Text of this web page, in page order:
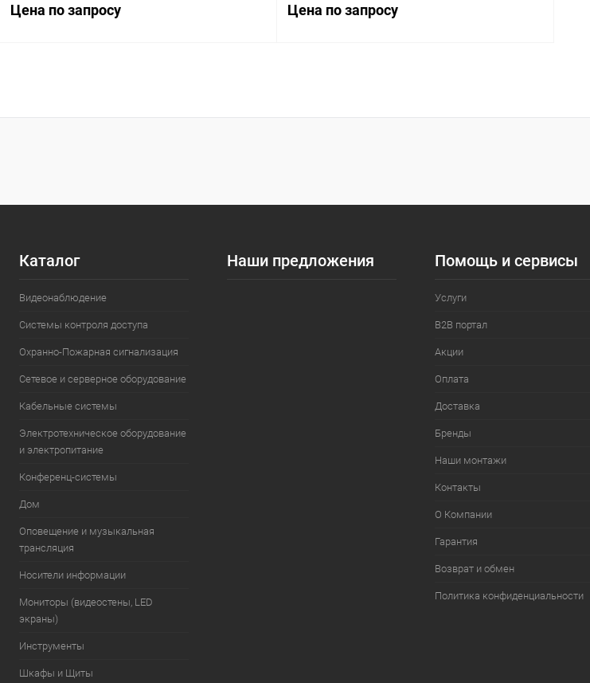
Цена по запросу
Купить в 1 клик Сравнение
Цена по запросу
Купить в 1 клик Сравнение
Каталог
Видеонаблюдение
Системы контроля доступа
Охранно-Пожарная сигнализация
Сетевое и серверное оборудование
Кабельные системы
Электротехническое оборудование
и электропитание
Конференц-системы
Дом
Оповещение и музыкальная
трансляция
Носители информации
Мониторы (видеостены, LED
экраны)
Инструменты
Шкафы и Щиты
Наши предложения Помощь и сервисы
Услуги
B2B портал
Акции
Оплата
Доставка
Бренды
Наши монтажи
Контакты
О Компании
Гарантия
Возврат и обмен
Политика конфиденциальности